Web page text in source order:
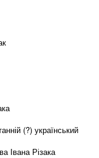
(?) український
Івана Різака